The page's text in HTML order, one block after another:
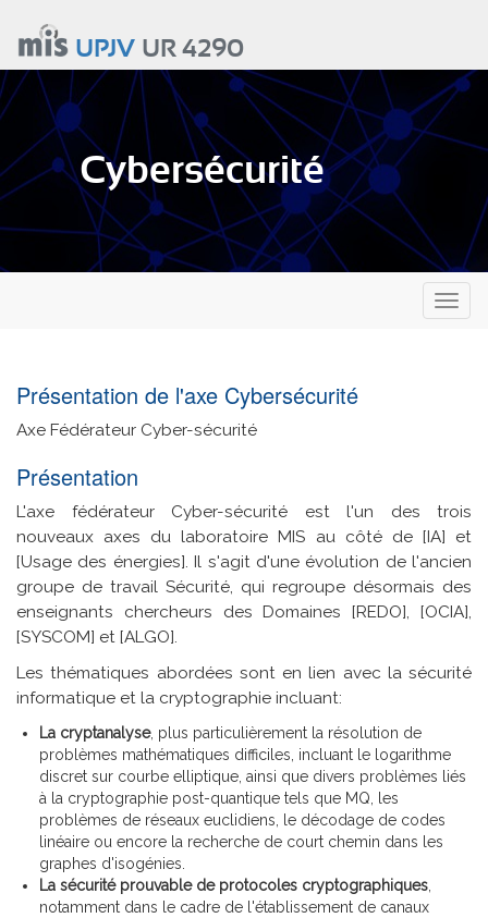
contenu
principal
UPJVUR 4290
Cybersécurité
Présentation de l'axe Cybersécurité
Axe Fédérateur Cyber-sécurité
Présentation
L'axe fédérateur Cyber-sécurité est l'un des trois
nouveaux axes du laboratoire MIS au côté de [IA] et
[Usage des énergies]. Il s'agit d'une évolution de l'ancien
groupe de travail Sécurité, qui regroupe désormais des
enseignants chercheurs des Domaines [REDO], [OCIA],
[SYSCOM] et [ALGO].
Les thématiques abordées sont en lien avec la sécurité
informatique et la cryptographie incluant:
La cryptanalyse, plus particulièrement la résolution de
problèmes mathématiques difficiles, incluant le logarithme
discret sur courbe elliptique, ainsi que divers problèmes liés
à la cryptographie post-quantique tels que MQ, les
problèmes de réseaux euclidiens, le décodage de codes
linéaire ou encore la recherche de court chemin dans les
graphes d'isogénies.
La sécurité prouvable de protocoles cryptographiques
notamment dans le cadre de l'établissement de canaux